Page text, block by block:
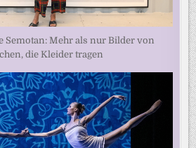
Semotan: Mehr als nur Bilder von
die Kleider tragen